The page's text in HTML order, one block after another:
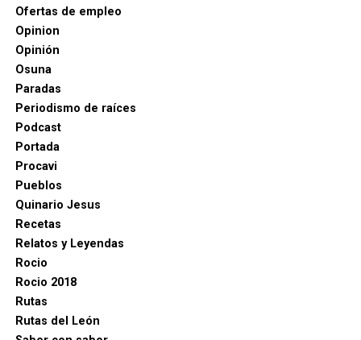
Torrigiano y el Duque de Arcos
Ofertas de empleo
Opinion
Opinión
Osuna
Paradas
Periodismo de raíces
Podcast
Portada
Procavi
Pueblos
Quinario Jesus
Recetas
Relatos y Leyendas
Rocio
Rocio 2018
Rutas
Rutas del León